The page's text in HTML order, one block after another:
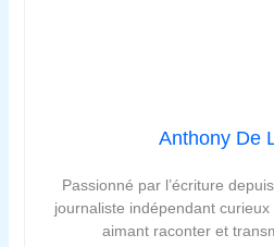
Anthony De
Passionné par l’écriture
journaliste indépendant
aimant raconter et